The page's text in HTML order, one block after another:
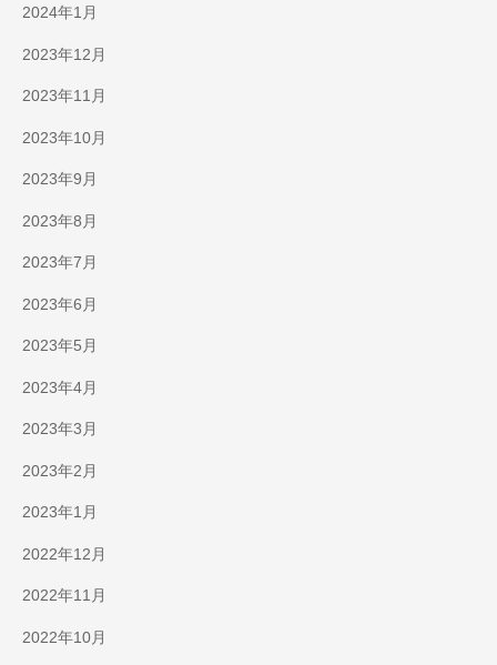
2024年1月
2023年12月
2023年11月
2023年10月
2023年9月
2023年8月
2023年7月
2023年6月
2023年5月
2023年4月
2023年3月
2023年2月
2023年1月
2022年12月
2022年11月
2022年10月